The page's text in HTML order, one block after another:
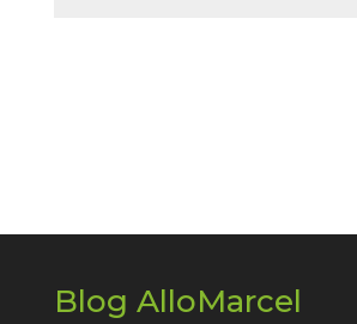
Blog AlloMarcel